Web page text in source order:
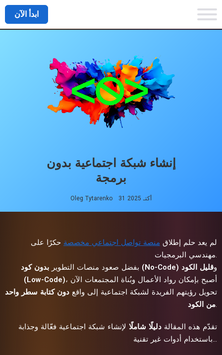
ابدأ الآن
إنشاء شبكة اجتماعية بدون
برمجة
Oleg Tytarenko 31 أكتـ 2025
لم يعد حلم إطلاق منصة تواصل اجتماعي مخصصة حكرًا على
مهندسي البرمجيات.
بفضل صعود منصات التطوير بدون كود (No-Code) وقليل الكود
(Low-Code)، أصبح بإمكان رواد الأعمال وبُناة المجتمعات الآن
تحويل رؤيتهم الفريدة لشبكة اجتماعية إلى واقع دون كتابة سطر واحد
من الكود.
تقدّم هذه المقالة دليلًا شاملًا لإنشاء شبكة اجتماعية فعّالة وجذابة
باستخدام أدوات غير تقنية…